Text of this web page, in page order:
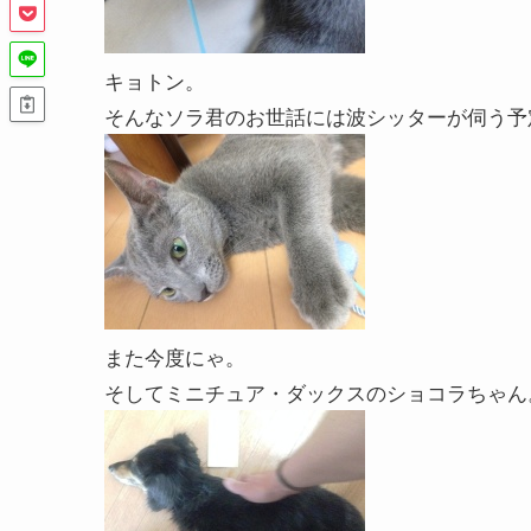
キョトン。
そんなソラ君のお世話には波シッターが伺う予
また今度にゃ。
そしてミニチュア・ダックスのショコラちゃん